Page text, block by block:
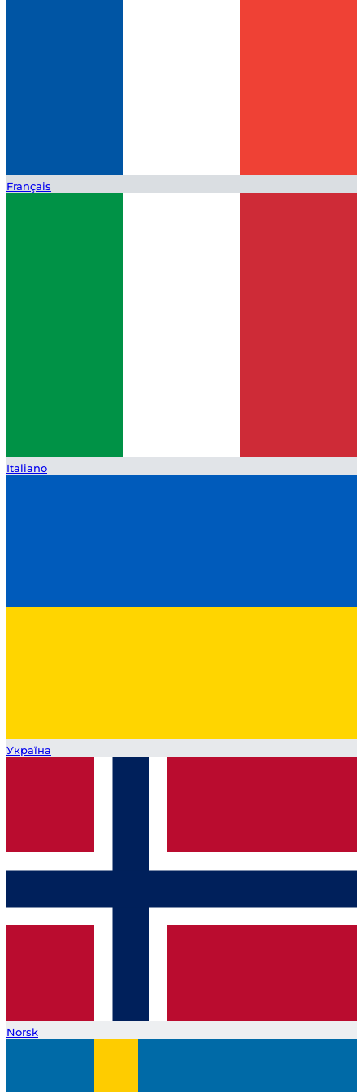
Français
Italiano
Україна
Norsk